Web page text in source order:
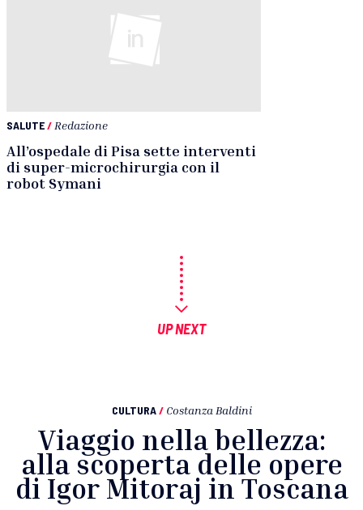
SALUTE/ Redazione
All’ospedale di Pisa sette interventi
di super-microchirurgia con il
robot Symani
UP NEXT
CULTURA / Costanza Baldini
Viaggio nella bellezza:
alla scoperta delle opere
di Igor Mitoraj in Toscana